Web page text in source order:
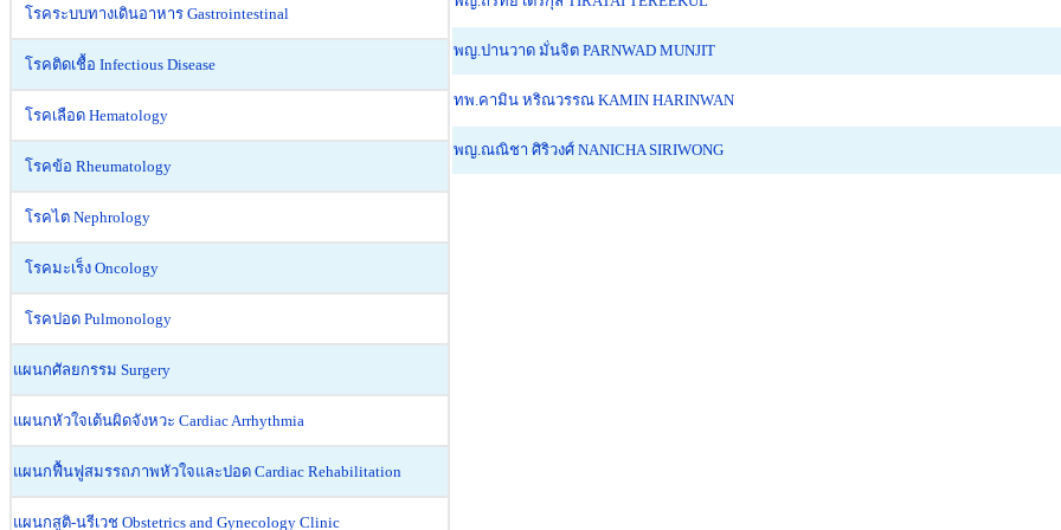
โรคระบบทางเดินอาหาร Gastrointestinal
โรคติดเชื้อ Infectious Disease
โรคเลือด Hematology
โรคข้อ Rheumatology
โรคไต Nephrology
โรคมะเร็ง Oncology
โรคปอด Pulmonology
แผนกศัลยกรรม Surgery
แผนกหัวใจเต้นผิดจังหวะ Cardiac Arrhythmia
แผนกฟื้นฟูสมรรถภาพหัวใจและปอด Cardiac Rehabilitation
แผนกสูติ-นรีเวช Obstetrics and Gynecology Clinic
พญ.ปานวาด มั่นจิต PARNWAD MUNJIT
ทพ.คามิน หริณวรรณ KAMIN HARINWAN
พญ.ณณิชา ศิริวงศ์ NANICHA SIRIWONG